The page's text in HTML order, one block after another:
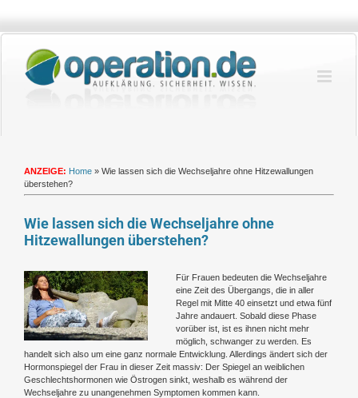
springen
ANZEIGE: Home » Wie lassen sich die Wechseljahre ohne Hitzewallungen
überstehen?
Wie lassen sich die Wechseljahre ohne
Hitzewallungen überstehen?
Zeige
grösseres
Bild
Für Frauen bedeuten die Wechseljahre
eine Zeit des Übergangs, die in aller
Regel mit Mitte 40 einsetzt und etwa fünf
Jahre andauert. Sobald diese Phase
vorüber ist, ist es ihnen nicht mehr
möglich, schwanger zu werden. Es
handelt sich also um eine ganz normale Entwicklung. Allerdings ändert sich der
Hormonspiegel der Frau in dieser Zeit massiv: Der Spiegel an weiblichen
Geschlechtshormonen wie Östrogen sinkt, weshalb es während der
Wechseljahre zu unangenehmen Symptomen kommen kann.